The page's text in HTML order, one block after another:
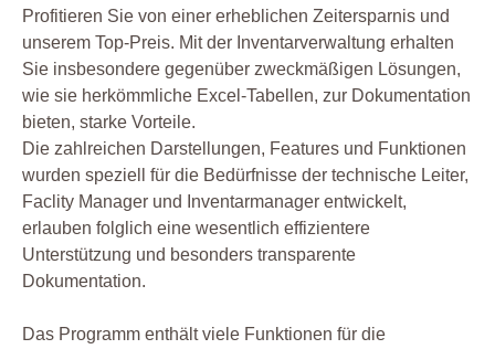
Profitieren Sie von einer erheblichen Zeitersparnis und
unserem Top-Preis. Mit der Inventarverwaltung erhalten
Sie insbesondere gegenüber zweckmäßigen Lösungen,
wie sie herkömmliche Excel-Tabellen, zur Dokumentation
bieten, starke Vorteile.
Die zahlreichen Darstellungen, Features und Funktionen
wurden speziell für die Bedürfnisse der technische Leiter,
Faclity Manager und Inventarmanager entwickelt,
erlauben folglich eine wesentlich effizientere
Unterstützung und besonders transparente
Dokumentation.
Das Programm enthält viele Funktionen für die